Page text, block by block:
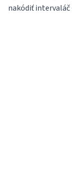
nakódiť intervaláč